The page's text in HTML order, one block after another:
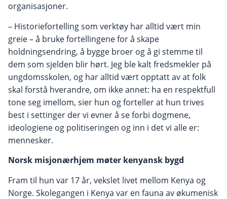
organisasjoner.
– Historiefortelling som verktøy har alltid vært min
greie – å bruke fortellingene for å skape
holdningsendring, å bygge broer og å gi stemme til
dem som sjelden blir hørt. Jeg ble kalt fredsmekler på
ungdomsskolen, og har alltid vært opptatt av at folk
skal forstå hverandre, om ikke annet: ha en respektfull
tone seg imellom, sier hun og forteller at hun trives
best i settinger der vi evner å se forbi dogmene,
ideologiene og politiseringen og inn i det vi alle er:
mennesker.
Norsk misjonærhjem møter kenyansk bygd
Fram til hun var 17 år, vekslet livet mellom Kenya og
Norge. Skolegangen i Kenya var en fauna av økumenisk